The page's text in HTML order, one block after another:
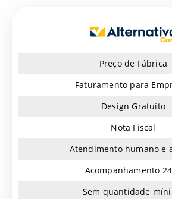
Preço de Fábrica
Faturamento para
Design Gratuíto
Nota Fiscal
Atendimento humano e
Acompanhamento
Sem quantidade